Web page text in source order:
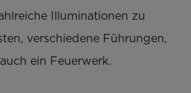
Illuminationen zu
verschiedene Führungen,
ein Feuerwerk.